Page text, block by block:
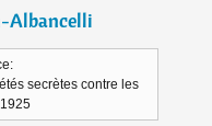
Albancelli
secrètes contre les